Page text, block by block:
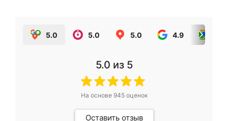
5.0 5.0 5.0 4.9
5.0 из 5
На основе 945оценок
Оставить отзыв